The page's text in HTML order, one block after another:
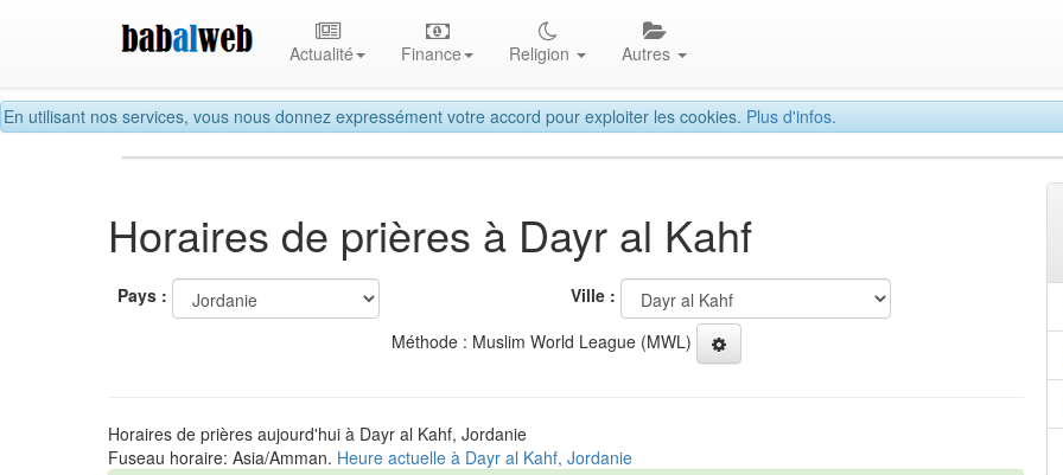
En utilisant nos services, vous nous donnez expressément votre accord pour exploiter les cookies. Plus d'infos.
Actualité Finance Religion Autres
Horaires de prières à Dayr al Kahf
Pays :
Ville :
Méthode : Muslim World League (MWL)
Horaires de prières aujourd'hui à Dayr al Kahf, Jordanie
Fuseau horaire: Asia/Amman. Heure actuelle à Dayr al Kahf, Jordanie